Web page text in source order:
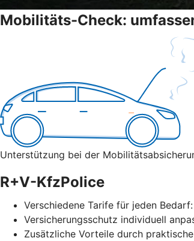
Mobilitäts-Check:
Unterstützung bei der
R+V-KfzPolice
Verschiedene Tarife für jeden
Versicherungsschutz individuell
Zusätzliche Vorteile durch